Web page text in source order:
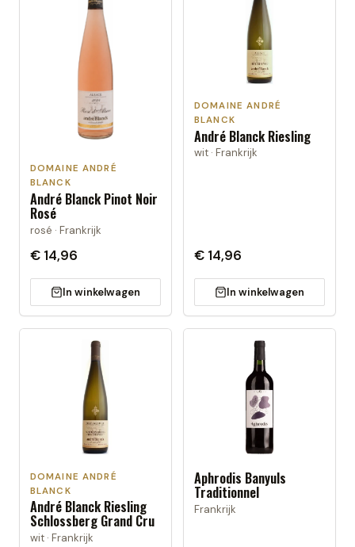
DOMAINE ANDRÉ
BLANCK
André Blanck Pinot Noir
Rosé
rosé · Frankrijk
€ 14,96
In winkelwagen
DOMAINE ANDRÉ
BLANCK
André Blanck Riesling
wit · Frankrijk
€ 14,96
In winkelwagen
DOMAINE ANDRÉ
BLANCK
André Blanck Riesling
Schlossberg Grand Cru
wit · Frankrijk
Aphrodis Banyuls
Traditionnel
Frankrijk